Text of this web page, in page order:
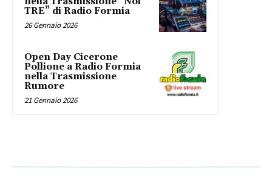
TRE” di Radio Formia
26 Gennaio 2026
Open Day Cicerone
Pollione a Radio Formia
nella Trasmissione
Rumore
21 Gennaio 2026